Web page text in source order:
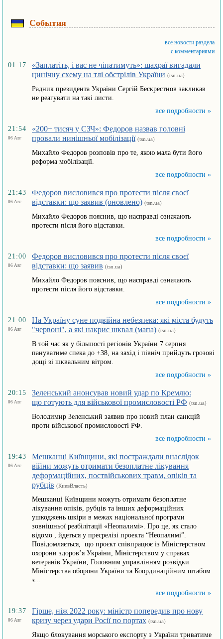
События
все новости раздела
с комментариями
01:17
«Заплатіть, і вас не чіпатимуть»: шахраї вигадали
цинічну схему на тлі обстрілів України (tsn.ua)
Радник президента України Сергій Бескрестнов закликав
не реагувати на такі листи.
все подробности »
21:54
06 Авг
«200+ тисяч у СЗЧ»: Федоров назвав головні
провали нинішньої мобілізації (tsn.ua)
Михайло Федоров розповів про те, якою мала бути його
реформа мобілізації.
все подробности »
21:43
06 Авг
Федоров висловився про протести після своєї
відставки: що заявив (оновлено) (tsn.ua)
Михайло Федоров пояснив, що насправді означають
протести після його відставки.
все подробности »
21:00
06 Авг
Федоров висловився про протести після своєї
відставки: що заявив (tsn.ua)
Михайло Федоров пояснив, що насправді означають
протести після його відставки.
все подробности »
21:00
06 Авг
На Україну суне подвійна небезпека: які міста будуть
"червоні", а які накриє шквал (мапа) (tsn.ua)
В той час як у більшості регіонів України 7 серпня
пануватиме спека до +38, на захід і північ прийдуть грозові
дощі зі шквальним вітром.
все подробности »
20:15
06 Авг
Зеленський анонсував новий удар по Кремлю:
що готують для військової промисловості РФ (tsn.ua)
Володимир Зеленський заявив про новий план санкцій
проти військової промисловості РФ.
все подробности »
19:43
06 Авг
Мешканці Київщини, які постраждали внаслідок
війни можуть отримати безоплатне лікування
деформаційних, поствійськових травм, опіків та
рубців (КиевВласть)
Мешканці Київщини можуть отримати безоплатне
лікування опіків, рубців та інших деформаційних
ушкоджень шкіри в межах національної програми
зовнішньої реабілітації «Неопалимі». Про це, як стало
відомо , йдеться у пресрелізі проекта “Неопалимі”.
Повідомляється, що проєкт співпрацює із Міністерством
охорони здоров’я України, Міністерством у справах
ветеранів України, Головним управлінням розвідки
Міністерства оборони України та Координаційним штабом
з...
все подробности »
19:37
06 Авг
Гірше, ніж 2022 року: міністр попередив про нову
кризу через удари Росії по портах (tsn.ua)
Якщо блокування морського експорту з України триватиме